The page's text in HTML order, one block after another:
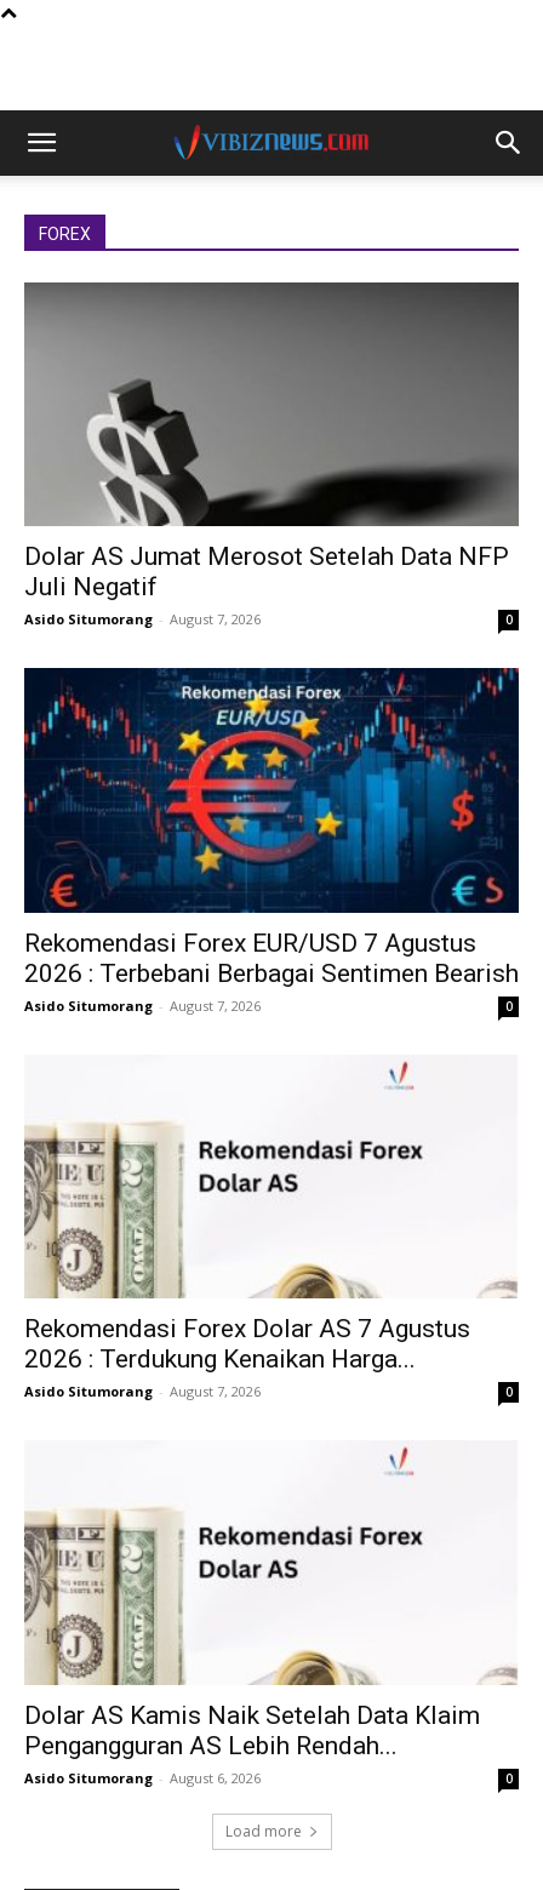
FOREX
Dolar AS Jumat Merosot Setelah Data NFP
Juli Negatif
Asido Situmorang - August 7, 2026 0
Rekomendasi Forex EUR/USD 7 Agustus
2026 : Terbebani Berbagai Sentimen Bearish
Asido Situmorang - August 7, 2026 0
Rekomendasi Forex Dolar AS 7 Agustus
2026 : Terdukung Kenaikan Harga...
Asido Situmorang - August 7, 2026 0
Dolar AS Kamis Naik Setelah Data Klaim
Pengangguran AS Lebih Rendah...
Asido Situmorang - August 6, 2026 0
Load more